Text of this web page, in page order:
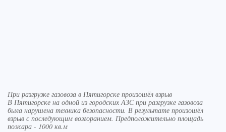
При разгрузке газовоза в Пятигорске произошёл взрыв
В Пятигорске на одной из городских АЗС при разгрузке газовоза
была нарушена техника безопасности. В результате произошёл
взрыв с последующим возгоранием. Предположительно площадь
пожара - 1000 кв.м